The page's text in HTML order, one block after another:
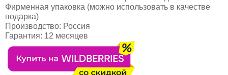
Фирменная упаковка (можно использовать в качестве
подарка)
Производство: Россия
Гарантия: 12 месяцев